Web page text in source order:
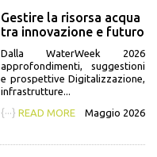
Gestire la risorsa acqua
tra innovazione e futuro
Dalla WaterWeek 2026
approfondimenti, suggestioni
e prospettive Digitalizzazione,
infrastrutture...
{···} READ MORE Maggio 2026